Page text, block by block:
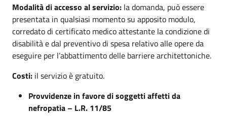
Modalità di accesso al servizio: la domanda, può essere
presentata in qualsiasi momento su apposito modulo,
corredato di certificato medico attestante la condizione di
disabilità e dal preventivo di spesa relativo alle opere da
eseguire per l’abbattimento delle barriere architettoniche.
Costi: il servizio è gratuito.
Provvidenze in favore di soggetti affetti da
nefropatia – L.R. 11/85